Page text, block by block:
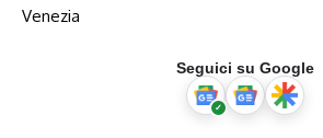
Venezia
Seguici su Google